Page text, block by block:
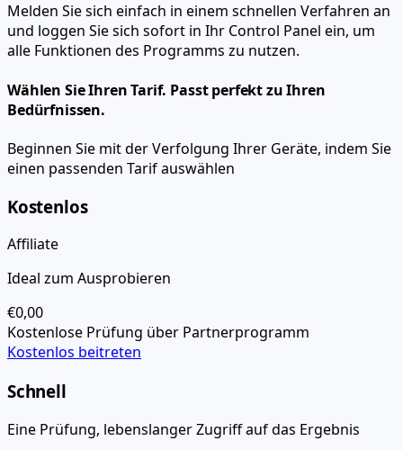
Melden Sie sich einfach in einem schnellen Verfahren an
und loggen Sie sich sofort in Ihr Control Panel ein, um
alle Funktionen des Programms zu nutzen.
Wählen Sie Ihren Tarif. Passt perfekt zu Ihren
Bedürfnissen.
Beginnen Sie mit der Verfolgung Ihrer Geräte, indem Sie
einen passenden Tarif auswählen
Kostenlos
Affiliate
Ideal zum Ausprobieren
€0,00
Kostenlose Prüfung über Partnerprogramm
Kostenlos beitreten
Schnell
Eine Prüfung, lebenslanger Zugriff auf das Ergebnis